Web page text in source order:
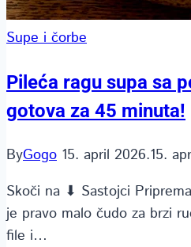
Supe i čorbe
Pileća ragu supa sa
gotova za 45 minuta!
ByGogo 15. april 2026.15.
Skoči na ⬇ Sastojci
je pravo malo čudo za brzi
file i…